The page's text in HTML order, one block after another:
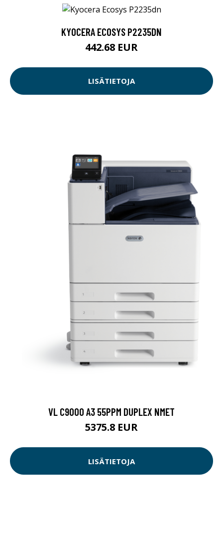
KYOCERA ECOSYS P2235DN
442.68 EUR
LISÄTIETOJA
VL C9000 A3 55PPM DUPLEX NMET
5375.8 EUR
LISÄTIETOJA